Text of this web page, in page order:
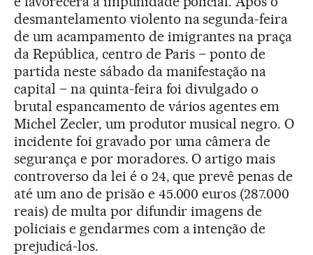
desmantelamento violento na segunda-feira
de um acampamento de imigrantes na praça
da República, centro de Paris – ponto de
partida neste sábado da manifestação na
capital – na quinta-feira foi divulgado o
brutal espancamento de vários agentes em
Michel Zecler, um produtor musical negro. O
incidente foi gravado por uma câmera de
segurança e por moradores. O artigo mais
controverso da lei é o 24, que prevê penas de
até um ano de prisão e 45.000 euros (287.000
reais) de multa por difundir imagens de
policiais e gendarmes com a intenção de
prejudicá-los.